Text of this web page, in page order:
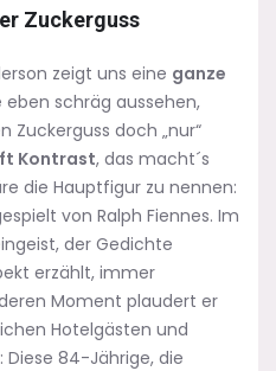
Zuckerguss
zeigt uns eine ganze
eben schräg aussehen,
Zuckerguss doch „nur“
Kontrast, das macht´s
die Hauptfigur zu nennen:
von Ralph Fiennes. Im
der Gedichte
erzählt, immer
Moment plaudert er
Hotelgästen und
84-Jährige, die